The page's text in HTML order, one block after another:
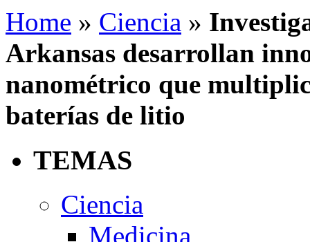
Home » Ciencia »
Arkansas desarrollan
nanométrico que
baterías de litio
TEMAS
Ciencia
Medicina